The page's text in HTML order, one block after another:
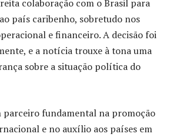
colaboração com o Brasil para
país caribenho, sobretudo nos
e financeiro. A decisão foi
e a notícia trouxe à tona uma
sobre a situação política do
parceiro fundamental na promoção
e no auxílio aos países em